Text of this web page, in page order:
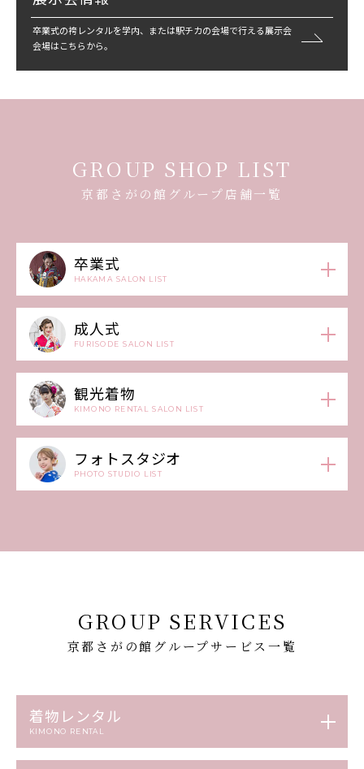
卒業式の袴レンタルを学内、または駅チカの会場で行える展示会
会場はこちらから。
GROUP SHOP LIST
京都さがの館グループ店舗一覧
卒業式
HAKAMA SALON LIST
成人式
FURISODE SALON LIST
観光着物
KIMONO RENTAL SALON LIST
フォトスタジオ
PHOTO STUDIO LIST
GROUP SERVICES
京都さがの館グループサービス一覧
着物レンタル
KIMONO RENTAL